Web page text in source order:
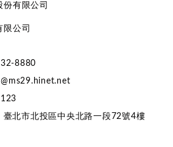
有限公司
限公司
8880
北市北投區中央北路一段72號4樓